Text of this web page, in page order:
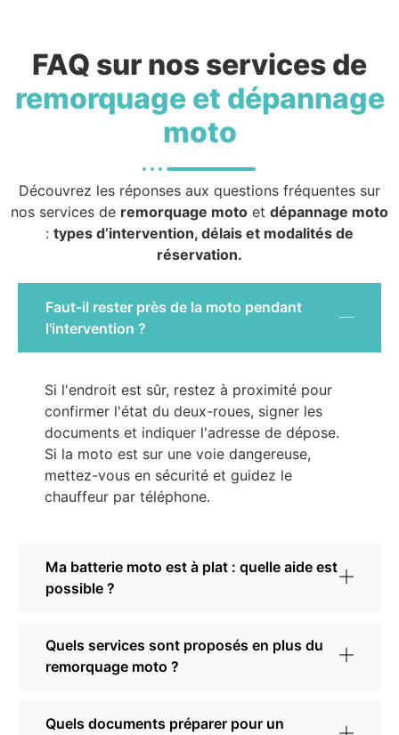
FAQ sur nos services de
remorquage et dépannage
moto
Découvrez les réponses aux questions fréquentes sur
nos services de remorquage moto et dépannage moto
: types d’intervention, délais et modalités de
réservation.
Faut-il rester près de la moto pendant
l'intervention ?
Si l'endroit est sûr, restez à proximité pour
confirmer l'état du deux-roues, signer les
documents et indiquer l'adresse de dépose.
Si la moto est sur une voie dangereuse,
mettez-vous en sécurité et guidez le
chauffeur par téléphone.
Ma batterie moto est à plat : quelle aide est
possible ?
Quels services sont proposés en plus du
remorquage moto ?
Quels documents préparer pour un